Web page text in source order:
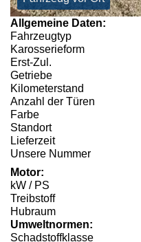
Allgemeine Daten:
Fahrzeugtyp
Karosserieform
Erst-Zul.
Getriebe
Kilometerstand
Anzahl der Türen
Farbe
Standort
Lieferzeit
Unsere Nummer
Motor:
kW / PS
Treibstoff
Hubraum
Umweltnormen:
Schadstoffklasse